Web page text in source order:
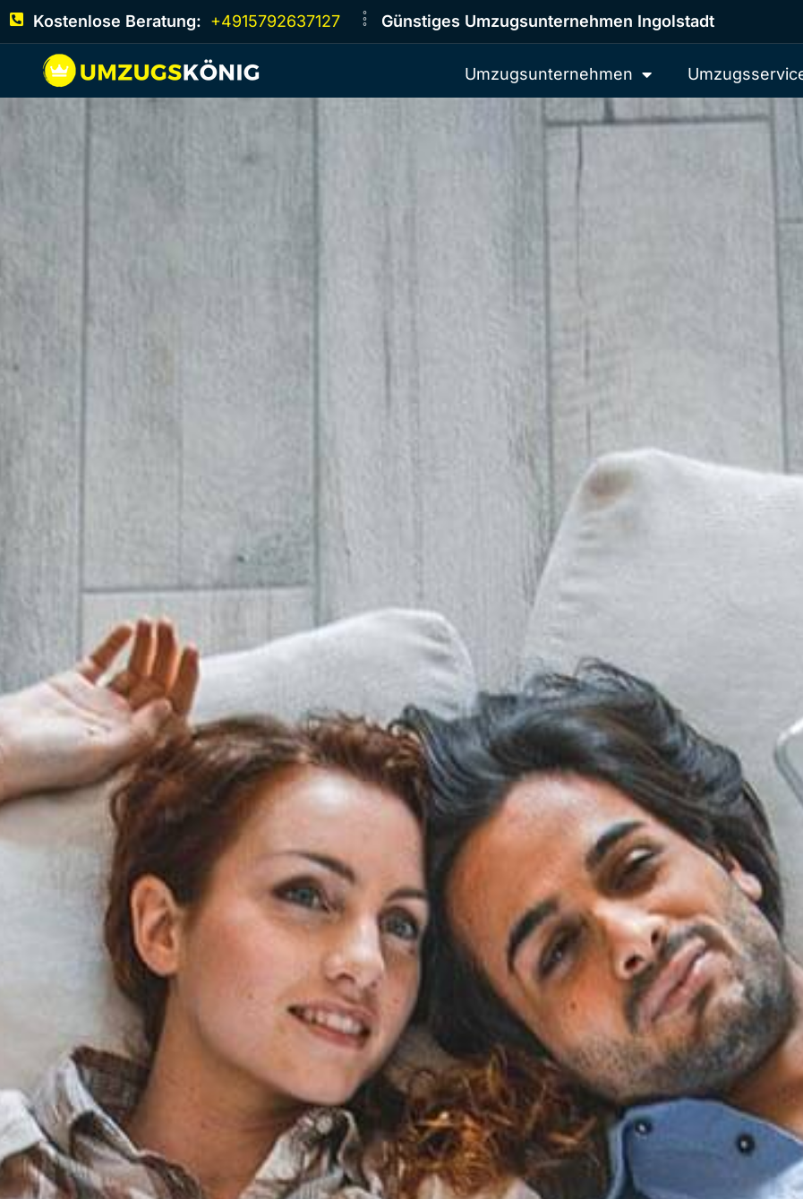
Kostenlose Beratung: +4915792637127 Günstiges Umzugsunternehmen Ingolstadt
Umzugsunternehmen